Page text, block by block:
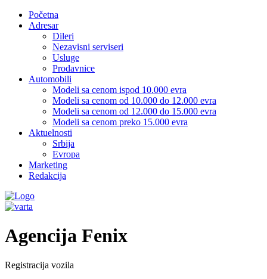
Početna
Adresar
Dileri
Nezavisni serviseri
Usluge
Prodavnice
Automobili
Modeli sa cenom ispod 10.000 evra
Modeli sa cenom od 10.000 do 12.000 evra
Modeli sa cenom od 12.000 do 15.000 evra
Modeli sa cenom preko 15.000 evra
Aktuelnosti
Srbija
Evropa
Marketing
Redakcija
Agencija Fenix
Registracija vozila